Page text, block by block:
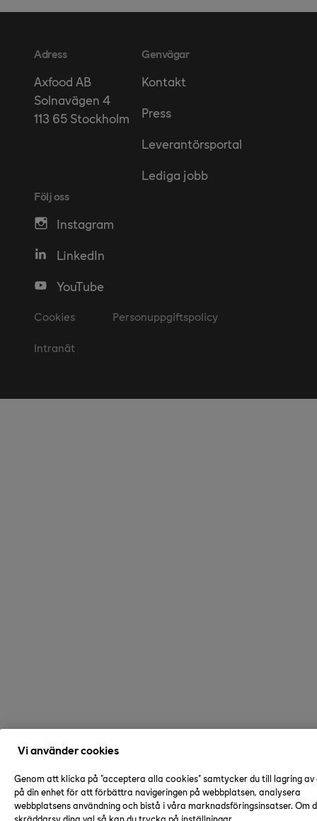
Adress
Axfood AB
Solnavägen 4
113 65 Stockholm
Genvägar
Kontakt
Press
Leverantörsportal
Lediga jobb
Följ oss
Instagram
LinkedIn
YouTube
Cookies Personuppgiftspolicy
Intranät
Vi använder cookies
Genom att klicka på "acceptera alla cookies" samtycker du till lagring av
på din enhet för att förbättra navigeringen på webbplatsen, analysera
webbplatsens användning och bistå i våra marknadsföringsinsatser. Om
skräddarsy dina val så kan du trycka på inställningar.